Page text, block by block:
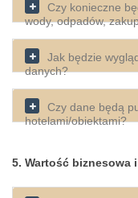
Czy konieczne
wody, odpadów,
Jak będzie
danych?
Czy dane będą
hotelami/obiektami?
5. Wartość biznesowa